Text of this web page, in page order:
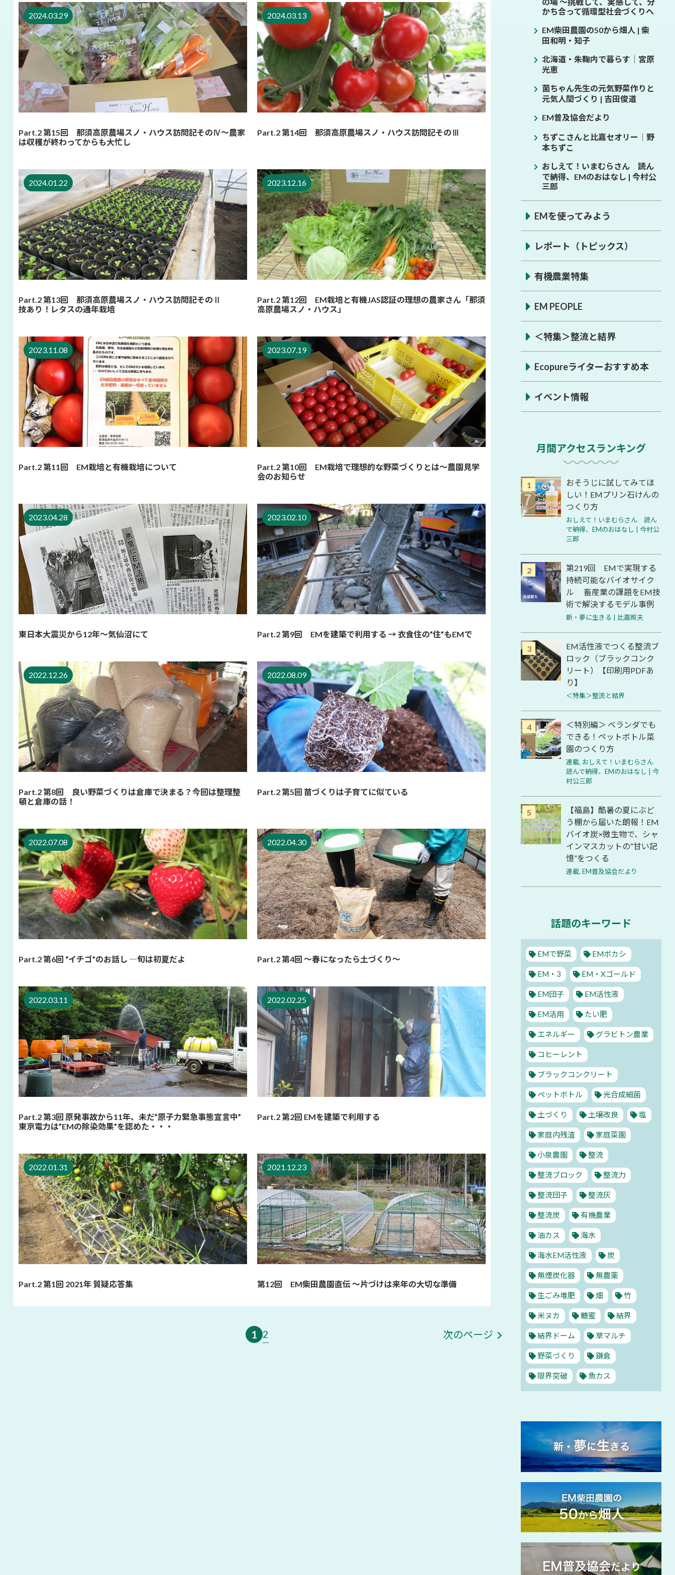
2024.03.29
Part.2 第15回 那須高原農場スノ・ハウス訪問記そのⅣ～農家
は収穫が終わってからも大忙し
2024.03.13
Part.2 第14回 那須高原農場スノ・ハウス訪問記そのⅢ
2024.01.22
Part.2 第13回 那須高原農場スノ・ハウス訪問記そのⅡ
技あり！レタスの通年栽培
2023.12.16
Part.2 第12回 EM栽培と有機JAS認証の理想の農家さん「那須
高原農場スノ・ハウス」
2023.11.08
Part.2 第11回 EM栽培と有機栽培について
2023.07.19
Part.2 第10回 EM栽培で理想的な野菜づくりとは～農園見学
会のお知らせ
2023.04.28
東日本大震災から12年～気仙沼にて
2023.02.10
Part.2 第9回 EMを建築で利用する → 衣食住の”住”もEMで
2022.12.26
Part.2 第8回 良い野菜づくりは倉庫で決まる？今回は整理整
頓と倉庫の話！
2022.08.09
Part.2 第5回 苗づくりは子育てに似ている
2022.07.08
Part.2 第6回 “イチゴ”のお話し ―旬は初夏だよ
2022.04.30
Part.2 第4回 ～春になったら土づくり～
2022.03.11
Part.2 第3回 原発事故から11年、未だ”原子力緊急事態宣言中”
東京電力は”EMの除染効果”を認めた・・・
2022.02.25
Part.2 第2回 EMを建築で利用する
2022.01.31
Part.2 第1回 2021年 質疑応答集
2021.12.23
第12回 EM柴田農園直伝 ～片づけは来年の大切な準備
1 2 次のページ
かち合って循環型社会づくりへ
EM柴田農園の50から畑人 | 柴
田和明・知子
北海道・朱鞠内で暮らす│宮原
光恵
菌ちゃん先生の元気野菜作りと
元気人間づくり | 吉田俊道
EM普及協会だより
ちずこさんと比嘉セオリー│野
本ちずこ
おしえて！いまむらさん 読ん
で納得、EMのおはなし | 今村公
三郎
EMを使ってみよう
レポート（トピックス）
有機農業特集
EM PEOPLE
＜特集＞整流と結界
Ecopureライターおすすめ本
イベント情報
月間アクセスランキング
おそうじに試してみてほ
しい！EMプリン石けんの
つくり方
おしえて！いまむらさん 読ん
で納得、EMのおはなし | 今村公
三郎
第219回 EMで実現する
持続可能なバイオサイク
ル 畜産業の課題をEM技
術で解決するモデル事例
新・夢に生きる | 比嘉照夫
EM活性液でつくる整流ブ
ロック（ブラックコンク
リート）【印刷用PDFあ
り】
＜特集＞整流と結界
＜特別編＞ ベランダでも
できる！ペットボトル菜
園のつくり方
連載, おしえて！いまむらさん
読んで納得、EMのおはなし | 今
村公三郎
【福島】酷暑の夏にぶど
う棚から届いた朗報！EM
バイオ炭×微生物で、シャ
インマスカットの“甘い記
憶”をつくる
連載,EM普及協会だより
話題のキーワード
EMで野菜 EMボカシ
EM・3 EM・Xゴールド
EM団子 EM活性液
EM活用 たい肥
エネルギー グラビトン農業
コヒーレント
ブラックコンクリート
ペットボトル 光合成細菌
土づくり 土壌改良 塩
家庭内残渣 家庭菜園
小泉農園 整流
整流ブロック 整流力
整流団子 整流灰
整流炭 有機農業
油カス 海水
海水EM活性液 炭
無煙炭化器 無農薬
生ごみ堆肥 畑 竹
米ヌカ 糖蜜 結界
結界ドーム 草マルチ
野菜づくり 鎌倉
限界突破 魚カス